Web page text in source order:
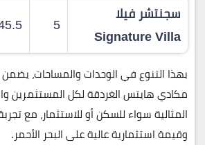
سجنتشر فيلا
Signature Villa
5
بهذا التنوع في الوحدات والمساحات، يضمن
مكادي هايتس الغردقةلكل المستثمرين
المثاليةسواء للسكن أو للاستثمار، مع
وقيمة استثمارية عاليةعلى البحر الأحمر.